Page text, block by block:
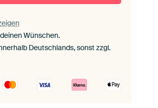
Wünschen.
Deutschlands, sonst zzgl.